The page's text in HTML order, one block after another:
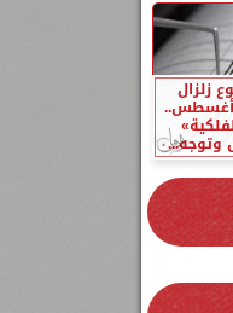
زلزال
4 و5 أغسطس..
وتوجه...